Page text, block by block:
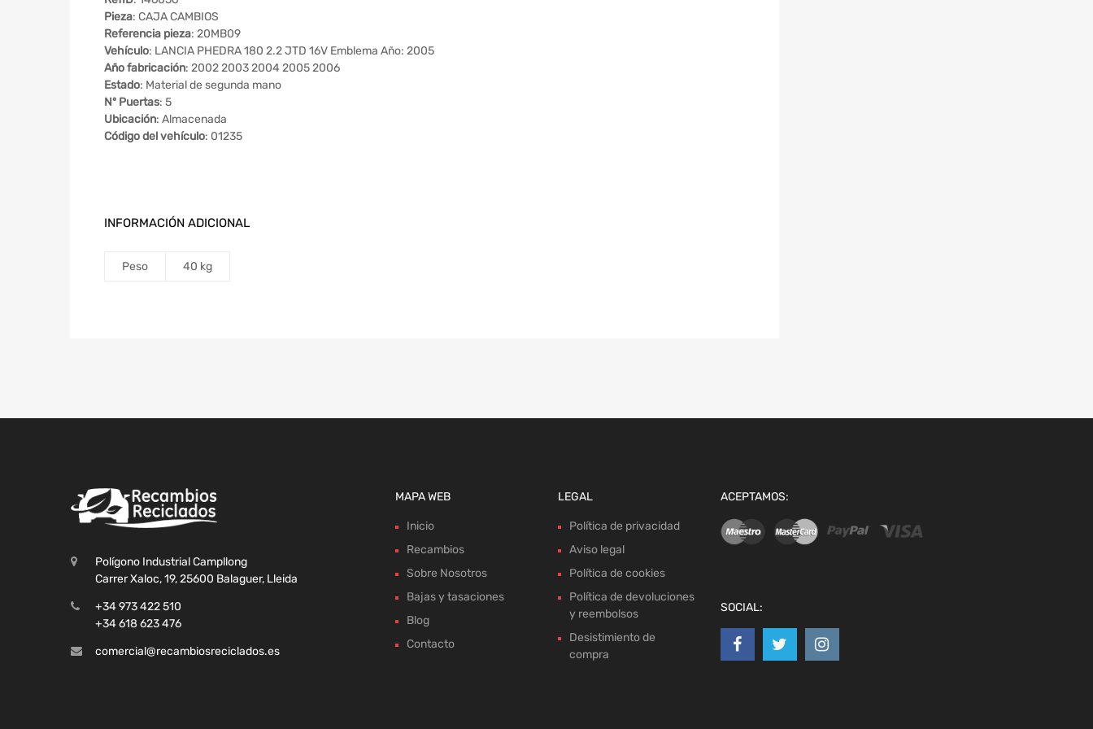
Pieza: CAJA CAMBIOS
Referencia pieza: 20MB09
Vehículo: LANCIA PHEDRA 180 2.2 JTD 16V Emblema Año: 2005
Año fabricación: 2002 2003 2004 2005 2006
Estado: Material de segunda mano
Nº Puertas: 5
Ubicación: Almacenada
Código del vehículo: 01235
INFORMACIÓN ADICIONAL
Peso 40 kg
Polígono Industrial Campllong
Carrer Xaloc, 19, 25600 Balaguer, Lleida
+34 973 422 510
+34 618 623 476
comercial@recambiosreciclados.es
MAPA WEB
Inicio
Recambios
Sobre Nosotros
Bajas y tasaciones
Blog
Contacto
LEGAL
Política de privacidad
Aviso legal
Política de cookies
Política de devoluciones
y reembolsos
Desistimiento de
compra
ACEPTAMOS:
SOCIAL: